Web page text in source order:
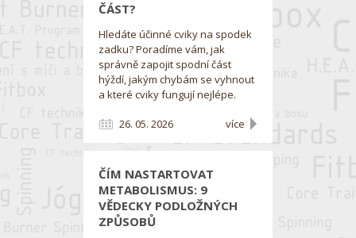
ČÁST?
Hledáte účinné cviky na spodek
zadku? Poradíme vám, jak
správně zapojit spodní část
hýždí, jakým chybám se vyhnout
a které cviky fungují nejlépe.
26. 05. 2026 více
ČÍM NASTARTOVAT
METABOLISMUS: 9
VĚDECKY PODLOŽNÝCH
ZPŮSOBŮ